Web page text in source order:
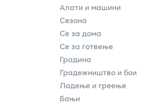
Алати и машини
Сезона
Се за дома
Се за готвење
Градина
Градежништво и бои
Ладење и греење
Бањи